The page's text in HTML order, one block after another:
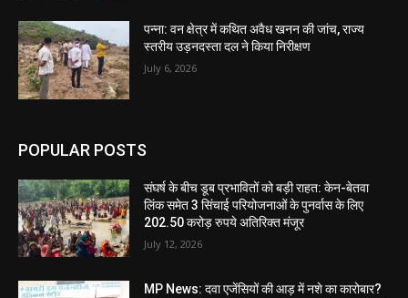
पन्ना: वन क्षेत्र में कथित अवैध खनन की जांच, राज्य
स्तरीय उड़नदस्ता दल ने किया निरीक्षण
July 6, 2026
POPULAR POSTS
संघर्ष के बीच डूब प्रभावितों को बड़ी राहत: केन-बेतवा
लिंक समेत 3 सिंचाई परियोजनाओं के पुनर्वास के लिए
202.50 करोड़ रुपये अतिरिक्त मंजूर
July 12, 2026
MP News: दवा एजेंसियों की आड़ में नशे का कारोबार?